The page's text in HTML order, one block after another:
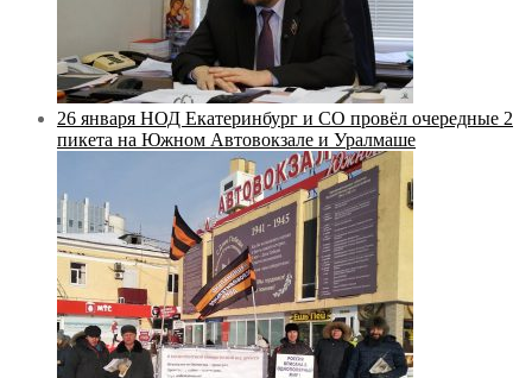
26 января НОД Екатеринбург и СО провёл очередные 2
пикета на Южном Автовокзале и Уралмаше